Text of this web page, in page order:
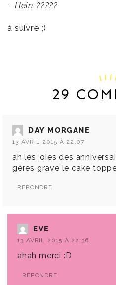
– Hein ?????
à suivre ;)
29
DAY MORGANE
13 AVRIL 2015 À 22:07
ah les joies des
gères grave le cake
RÉPONDRE
EVE
13 AVRIL 2015 À 22:36
ahah merci :D
RÉPONDRE